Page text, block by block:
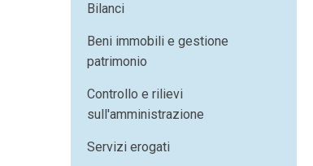
Bilanci
Beni immobili e gestione
patrimonio
Controllo e rilievi
sull'amministrazione
Servizi erogati